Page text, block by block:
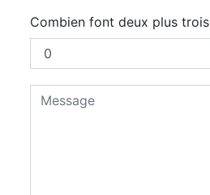
Combien font deux plus trois